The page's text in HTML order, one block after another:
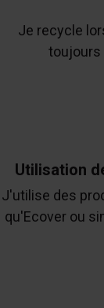
Je recycle
toujours
Utilisation
J'utilise des
qu'Ecover ou